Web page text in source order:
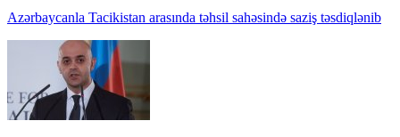
Azərbaycanla Tacikistan arasında təhsil sahəsində saziş təsdiqlənib